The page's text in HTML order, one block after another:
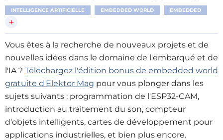
INTELLIGENCE ARTIFICIELLE EMBEDDED WORLD EMBEDDED
+
Vous êtes à la recherche de nouveaux projets et de
nouvelles idées dans le domaine de l'embarqué et de
l'IA ? Téléchargez l'édition bonus de embedded world
gratuite d'Elektor Mag pour vous plonger dans les
sujets suivants : programmation de l'ESP32-CAM,
introduction au traitement du son, compteur
d'objets intelligents, cartes de développement pour
applications industrielles, et bien plus encore.